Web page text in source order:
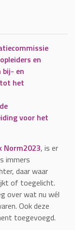
en
bij- en
het
voor het
Norm2023, is er
immers
daar waar
of toegelicht.
over wat nu wél
Ook deze
toegevoegd.